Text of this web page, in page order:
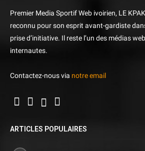
Premier Media Sportif Web ivoirien, LE
reconnu pour son esprit avant-gardiste
prise d’initiative. Il reste l’un des médias
internautes.
Contactez-nous via notre email
ARTICLES POPULAIRES